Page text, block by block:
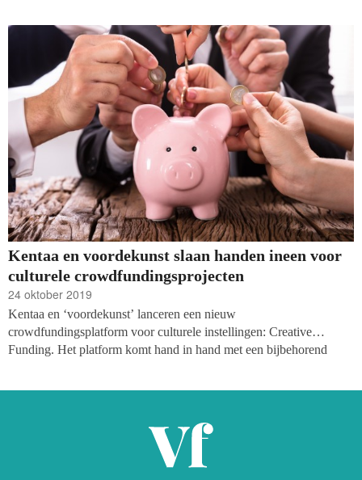
Kentaa en voordekunst slaan handen ineen voor
culturele crowdfundingsprojecten
24 oktober 2019
Kentaa en ‘voordekunst’ lanceren een nieuw
crowdfundingsplatform voor culturele instellingen: Creative
Funding. Het platform komt hand in hand met een bijbehorend